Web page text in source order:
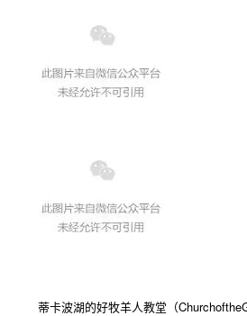
蒂卡波湖的好牧羊人教堂（